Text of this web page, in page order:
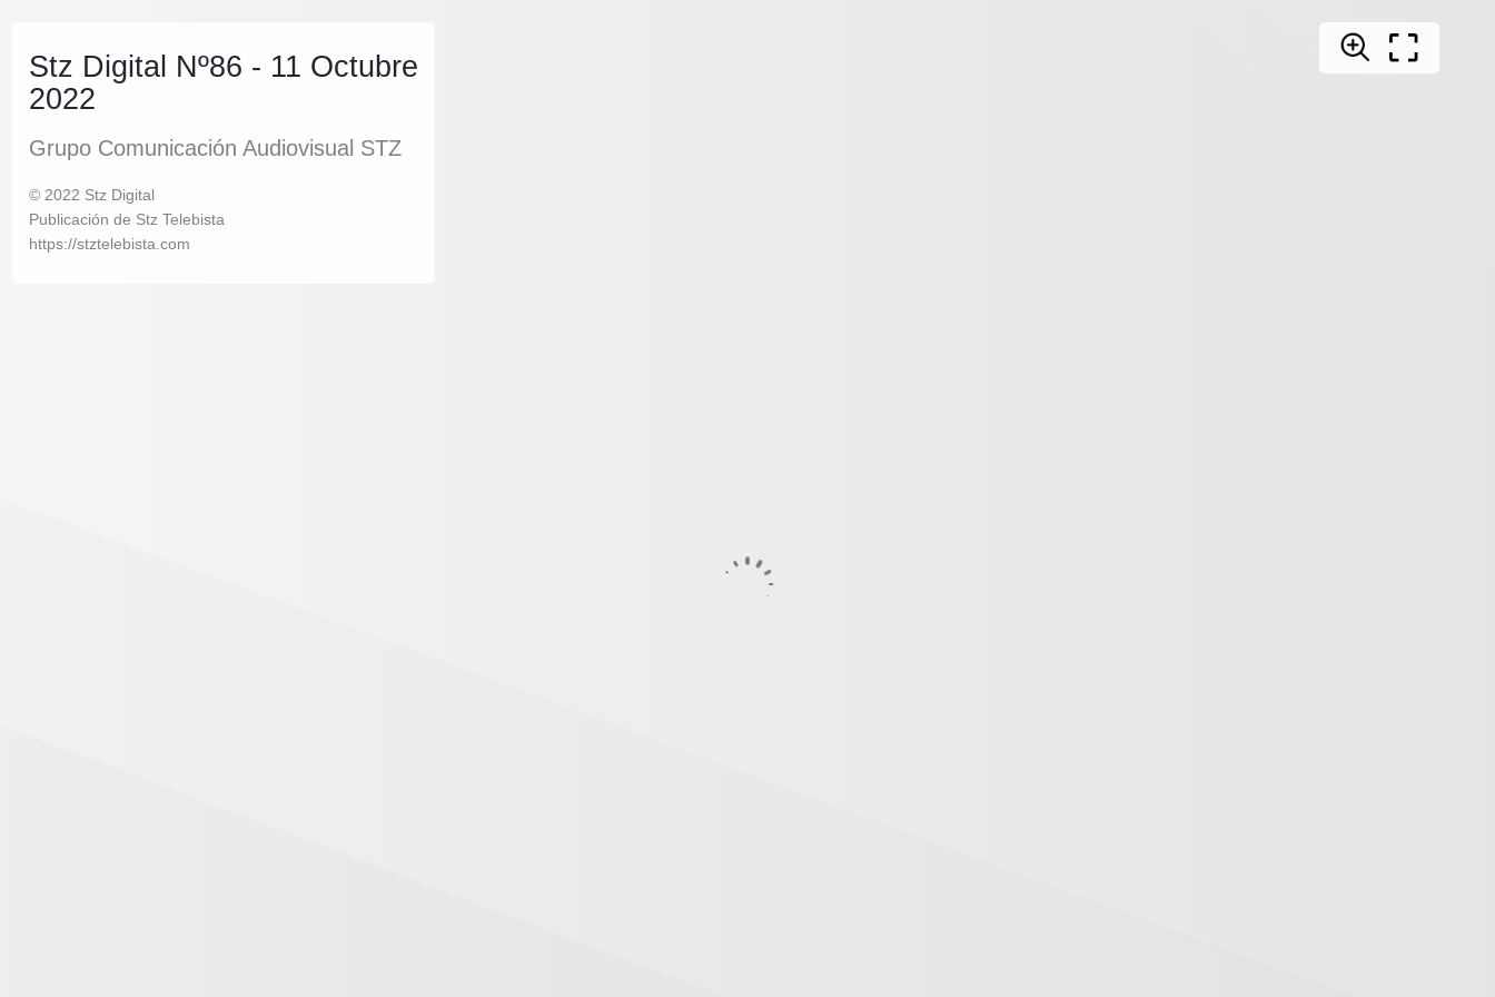
Stz Digital Nº86 - 11 Octubre
2022
Grupo Comunicación Audiovisual STZ
© 2022 Stz Digital
Publicación de Stz Telebista
https://stztelebista.com